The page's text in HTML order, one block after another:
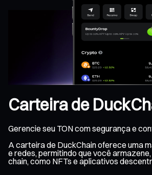
Carteira de
Gerencie seu TON com segurança e
A carteira de DuckChain oferece uma
e redes, permitindo que você
chain, como NFTs e aplicativos